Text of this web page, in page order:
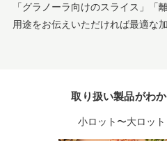
「グラノーラ向けのスライス」「
用途をお伝えいただければ最適な
取り扱い製品がわ
小ロット〜大ロッ